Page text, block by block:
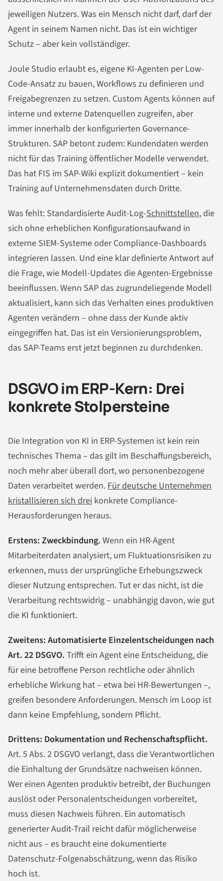
jeweiligen Nutzers. Was ein Mensch nicht darf, darf der
Agent in seinem Namen nicht. Das ist ein wichtiger
Schutz – aber kein vollständiger.
Joule Studio erlaubt es, eigene KI-Agenten per Low-
Code-Ansatz zu bauen, Workflows zu definieren und
Freigabegrenzen zu setzen. Custom Agents können auf
interne und externe Datenquellen zugreifen, aber
immer innerhalb der konfigurierten Governance-
Strukturen. SAP betont zudem: Kundendaten werden
nicht für das Training öffentlicher Modelle verwendet.
Das hat FIS im SAP-Wiki explizit dokumentiert – kein
Training auf Unternehmensdaten durch Dritte.
Was fehlt: Standardisierte Audit-Log-Schnittstellen, die
sich ohne erheblichen Konfigurationsaufwand in
externe SIEM-Systeme oder Compliance-Dashboards
integrieren lassen. Und eine klar definierte Antwort auf
die Frage, wie Modell-Updates die Agenten-Ergebnisse
beeinflussen. Wenn SAP das zugrundeliegende Modell
aktualisiert, kann sich das Verhalten eines produktiven
Agenten verändern – ohne dass der Kunde aktiv
eingegriffen hat. Das ist ein Versionierungsproblem,
das SAP-Teams erst jetzt beginnen zu durchdenken.
DSGVO im ERP-Kern: Drei
konkrete Stolpersteine
Die Integration von KI in ERP-Systemen ist kein rein
technisches Thema – das gilt im Beschaffungsbereich,
noch mehr aber überall dort, wo personenbezogene
Daten verarbeitet werden.Für deutsche Unternehmen
kristallisieren sich drei konkrete Compliance-
Herausforderungen heraus.
Erstens: Zweckbindung. Wenn ein HR-Agent
Mitarbeiterdaten analysiert, um Fluktuationsrisiken zu
erkennen, muss der ursprüngliche Erhebungszweck
dieser Nutzung entsprechen. Tut er das nicht, ist die
Verarbeitung rechtswidrig – unabhängig davon, wie gut
die KI funktioniert.
Zweitens: Automatisierte Einzelentscheidungen nach
Art. 22 DSGVO. Trifft ein Agent eine Entscheidung, die
für eine betroffene Person rechtliche oder ähnlich
erhebliche Wirkung hat – etwa bei HR-Bewertungen –,
greifen besondere Anforderungen. Mensch im Loop ist
dann keine Empfehlung, sondern Pflicht.
Drittens: Dokumentation und Rechenschaftspflicht.
Art. 5 Abs. 2 DSGVO verlangt, dass die Verantwortlichen
die Einhaltung der Grundsätze nachweisen können.
Wer einen Agenten produktiv betreibt, der Buchungen
auslöst oder Personalentscheidungen vorbereitet,
muss diesen Nachweis führen. Ein automatisch
generierter Audit-Trail reicht dafür möglicherweise
nicht aus – es braucht eine dokumentierte
Datenschutz-Folgenabschätzung, wenn das Risiko
hoch ist.